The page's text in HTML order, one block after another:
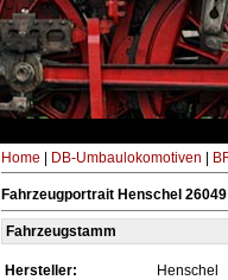
Home DB-Umbaulokomotiven
Fahrzeugportrait Henschel 26049
Fahrzeugstamm
Hersteller: Henschel